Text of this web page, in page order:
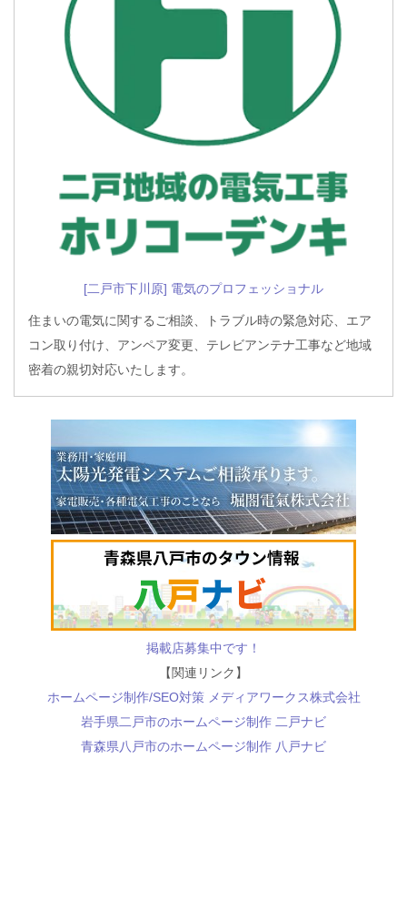
[二戸市下川原] 電気のプロフェッショナル
住まいの電気に関するご相談、トラブル時の緊急対応、エア
コン取り付け、アンペア変更、テレビアンテナ工事など地域
密着の親切対応いたします。
掲載店募集中です！
【関連リンク】
ホームページ制作/SEO対策 メディアワークス株式会社
岩手県二戸市のホームページ制作 二戸ナビ
青森県八戸市のホームページ制作 八戸ナビ